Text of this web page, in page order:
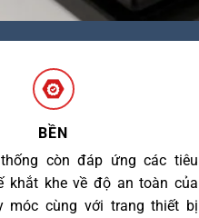
BỀN
còn đáp ứng các tiêu
khắt khe về độ an toàn của
móc cùng với trang thiết bị